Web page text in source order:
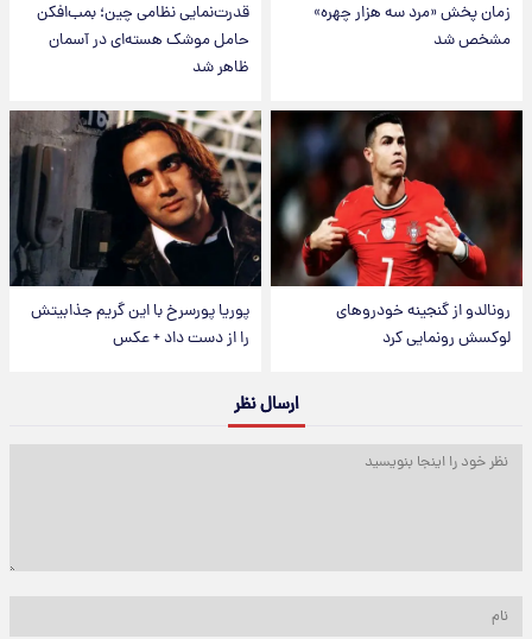
زمان پخش «مرد سه هزار چهره»
مشخص شد
قدرت‌نمایی نظامی چین؛ بمب‌افکن
حامل موشک هسته‌ای در آسمان
ظاهر شد
رونالدو از گنجینه خودروهای
لوکسش رونمایی کرد
پوریا پورسرخ با این گریم جذابیتش
را از دست داد + عکس
ارسال نظر